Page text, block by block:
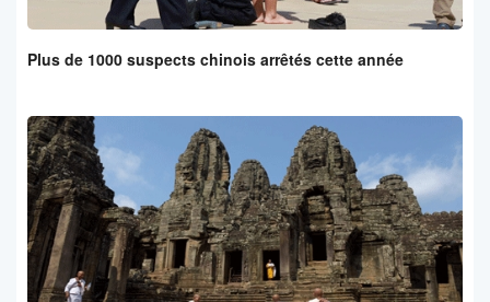
Plus de 1000 suspects chinois arrêtés cette année